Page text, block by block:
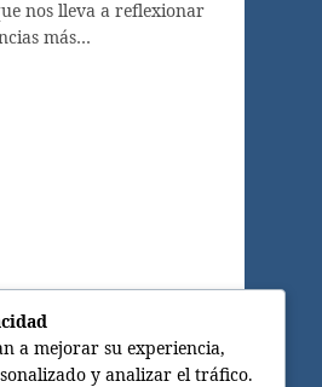
nos lleva a reflexionar
más…
a mejorar su experiencia,
y analizar el tráfico.